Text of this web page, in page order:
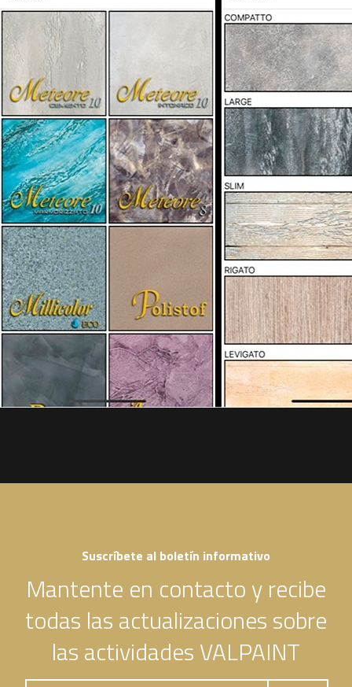
Suscríbete al boletín informativo
Mantente en contacto y recibe
todas las actualizaciones sobre
las actividades VALPAINT